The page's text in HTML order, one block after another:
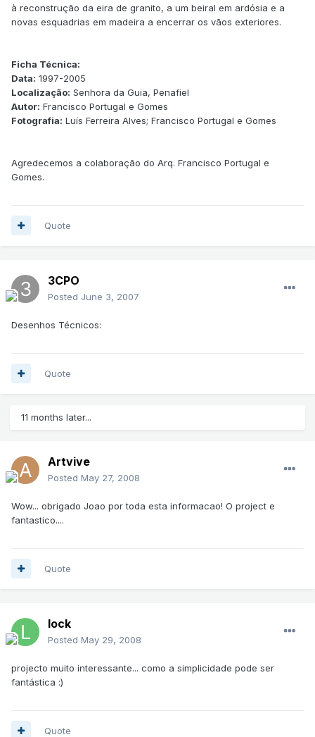
à reconstrução da eira de granito, a um beiral em ardósia e a
novas esquadrias em madeira a encerrar os vãos exteriores.
Ficha Técnica:
Data: 1997-2005
Localização: Senhora da Guia, Penafiel
Autor: Francisco Portugal e Gomes
Fotografia: Luís Ferreira Alves; Francisco Portugal e Gomes
Agredecemos a colaboração do Arq. Francisco Portugal e
Gomes.
Quote
3CPO
Posted June 3, 2007
Desenhos Técnicos:
Quote
11 months later...
Artvive
Posted May 27, 2008
Wow... obrigado Joao por toda esta informacao! O project e
fantastico....
Quote
lock
Posted May 29, 2008
projecto muito interessante... como a simplicidade pode ser
fantástica :)
Quote